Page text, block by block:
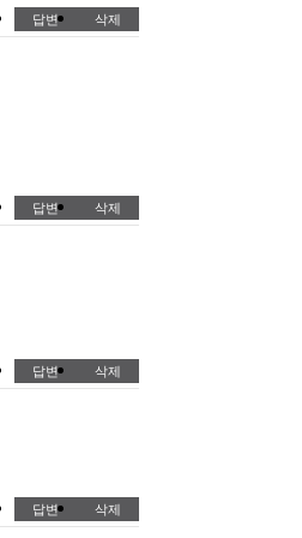
답변 삭제
답변 삭제
답변 삭제
답변 삭제